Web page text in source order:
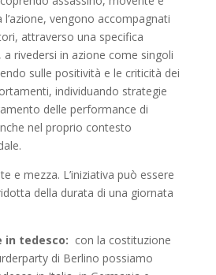
vengono accompagnati
attraverso una specifica
rivedersi in azione come singoli
sulle positività e le criticità dei
individuando strategie
delle performance di
nel proprio contesto
e mezza. L’iniziativa può essere
della durata di una giornata
in tedesco: con la costituzione
di Berlino possiamo